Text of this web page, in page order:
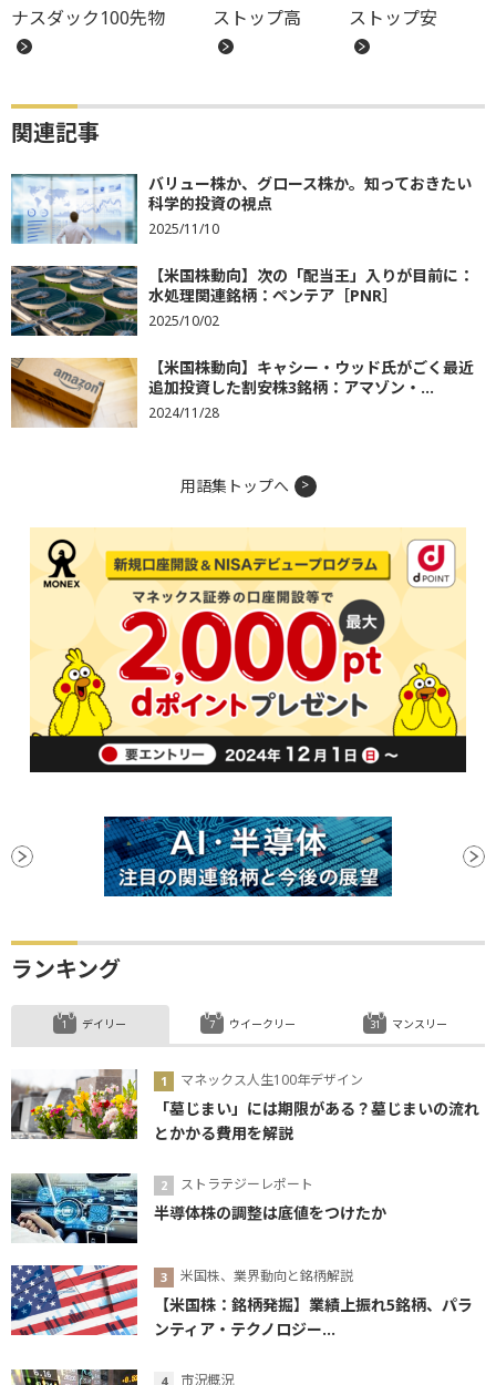
ナスダック100先物 ストップ高 ストップ安
関連記事
バリュー株か、グロース株か。知っておきたい
科学的投資の視点
2025/11/10
【米国株動向】次の「配当王」入りが目前に：
水処理関連銘柄：ペンテア［PNR］
2025/10/02
【米国株動向】キャシー・ウッド氏がごく最近
追加投資した割安株3銘柄：アマゾン・...
2024/11/28
用語集トップへ
ランキング
デイリー
マネックス人生100年デザイン
「墓じまい」には期限がある？墓じまいの流れ
とかかる費用を解説
ストラテジーレポート
半導体株の調整は底値をつけたか
米国株、業界動向と銘柄解説
【米国株：銘柄発掘】業績上振れ5銘柄、パラ
ンティア・テクノロジー...
市況概況
ウイークリー マンスリー